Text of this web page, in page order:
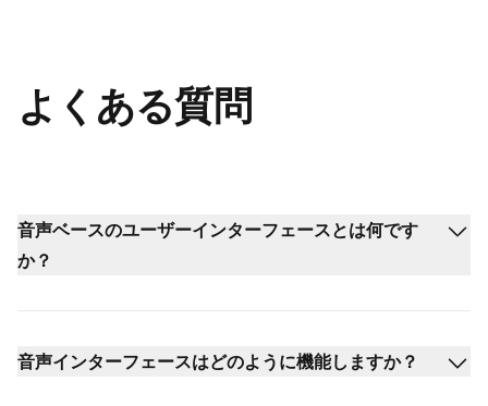
よくある質問
音声ベースのユーザーインターフェースとは何です
か？
音声インターフェースはどのように機能しますか？